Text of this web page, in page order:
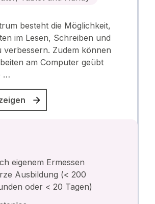
besteht die Möglichkeit,
im Lesen, Schreiben und
verbessern. Zudem können
am Computer geübt
…
eigenem Ermessen
Ausbildung (< 200
oder < 20 Tagen)